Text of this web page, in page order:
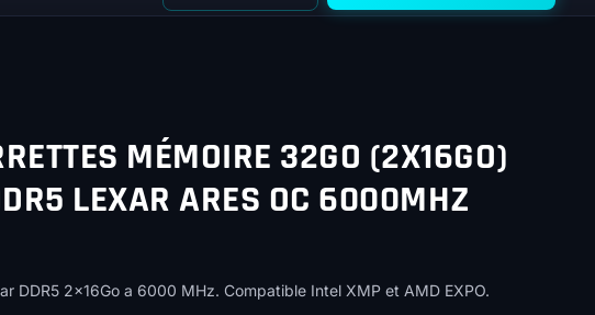
MÉMOIRE 32GO (2X16GO)
LEXAR ARES OC 6000MHZ
DDR5 2x16Go a 6000 MHz. Compatible Intel XMP et AMD EXPO.